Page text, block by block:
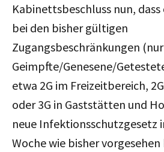
Kabinettsbeschluss nun, dass
bei den bisher gültigen
Zugangsbeschränkungen
Geimpfte/Genesene/
etwa 2G im Freizeitbereich,
oder 3G in Gaststätten und
neue Infektionsschutzgesetz
Woche wie bisher